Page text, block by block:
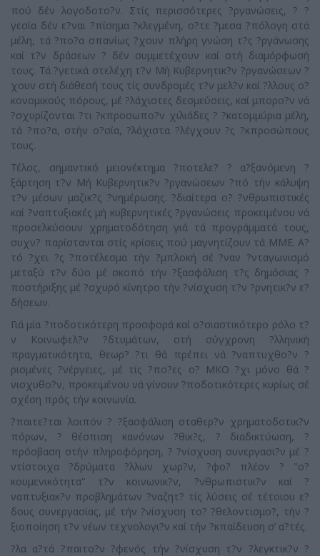
πού δέν λογοδοτο?ν. Στίς περισσότερες ?ργανώσεις, ? ?
γεσία δέν ε?ναι ?πίσημα ?κλεγμένη, ο?τε ?μεσα ?πόλογη στά
μέλη, τά ?πο?α σπανίως ?χουν πλήρη γνώση τ?ς ?ργάνωσης
καί τ?ν δράσεων ? δέν συμμετέχουν καί στή διαμόρφωσή
τους. Τά ?γετικά στελέχη τ?ν Μή Κυβερνητικ?ν ?ργανώσεων ?
χουν στή διάθεσή τους τίς συνδρομές τ?ν μελ?ν καί ?λλους ο?
κονομικούς πόρους, μέ ?λάχιστες δεσμεύσεις, καί μπορο?ν νά
?σχυρίζονται ?τι ?κπροσωπο?ν χιλιάδες ? ?κατομμύρια μέλη,
τά ?πο?α, στήν ο?σία, ?λάχιστα ?λέγχουν ?ς ?κπροσώπους
τους.
Τέλος, σημαντικό μειονέκτημα ?ποτελε? ? α?ξανόμενη ?
ξάρτηση τ?ν Μή Κυβερνητικ?ν ?ργανώσεων ?πό τήν κάλυψη
τ?ν μέσων μαζικ?ς ?νημέρωσης. ?διαίτερα ο? ?νθρωπιστικές
καί ?ναπτυξιακές μή κυβερνητικές ?ργανώσεις προκειμένου νά
προσελκύσουν χρηματοδότηση γιά τά προγράμματά τους,
συχν? παρίστανται στίς κρίσεις πού μαγνητίζουν τά ΜΜΕ. Α?
τό ?χει ?ς ?ποτέλεσμα τήν ?μπλοκή σέ ?ναν ?νταγωνισμό
μεταξύ τ?ν δύο μέ σκοπό τήν ?ξασφάλιση τ?ς δημόσιας ?
ποστήριξης μέ ?σχυρό κίνητρο τήν ?νίσχυση τ?ν ?ρνητικ?ν ε?
δήσεων.
Γιά μία ?ποδοτικότερη προσφορά καί ο?σιαστικότερο ρόλο τ?
ν Κοινωφελ?ν ?δτυμάτων, στή σύγχρονη ?λληνική
πραγματικότητα, θεωρ? ?τι θά πρέπει νά ?ναπτυχθο?ν ?
ρισμένες ?νέργειες, μέ τίς ?πο?ες ο? ΜΚΟ ?χι μόνο θά ?
νισχυθο?ν, προκειμένου νά γίνουν ?ποδοτικότερες κυρίως σέ
σχέση πρός τήν κοινωνία.
?παιτε?ται λοιπόν ? ?ξασφάλιση σταθερ?ν χρηματοδοτικ?ν
πόρων, ? θέσπιση κανόνων ?θικ?ς, ? διαδικτύωση, ?
πρόσβαση στήν πληροφόρηση, ? ?νίσχυση συνεργασι?ν μέ ?
ντίστοιχα ?δρύματα ?λλων χωρ?ν, ?φο? πλέον ? "ο?
κουμενικότητα" τ?ν κοινωνικ?ν, ?νθρωπιστικ?ν καί ?
ναπτυξιακ?ν προβλημάτων ?ναζητ? τίς λύσεις σέ τέτοιου ε?
δους συνεργασίας, μέ τήν ?νίσχυση το? ?θελοντισμο?, τήν ?
ξιοποίηση τ?ν νέων τεχνολογι?ν καί τήν ?κπαίδευση σ’ α?τές.
?λα α?τά ?παιτο?ν ?φενός τήν ?νίσχυση τ?ν ?λεγκτικ?ν ?